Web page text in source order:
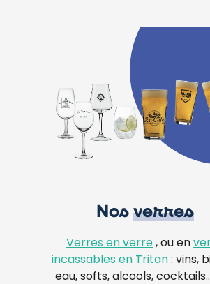
Nos verres
Verres en verre , ou en
incassables en Tritan : vins,
eau, softs, alcools,